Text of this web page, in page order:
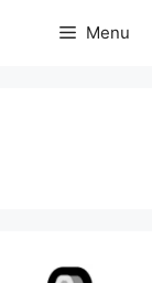
Menu